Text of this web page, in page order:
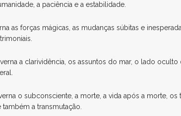
a paciência e a estabilidade.
as forças mágicas, as mudanças súbitas e
a clarividência, os assuntos do mar, o lado
o subconsciente, a morte, a vida após a morte, os
a transmutação.